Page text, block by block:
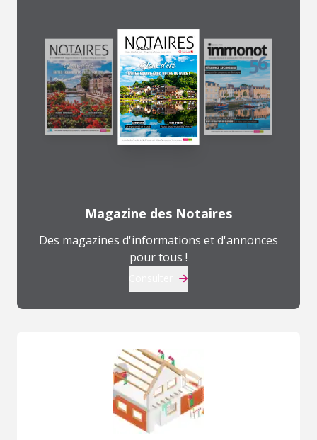
Magazine des Notaires
Des magazines d'informations et d'annonces
pour tous !